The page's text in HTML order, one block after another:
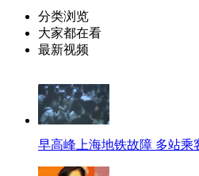
分类浏览
大家都在看
最新视频
早高峰上海地铁故障 多站乘